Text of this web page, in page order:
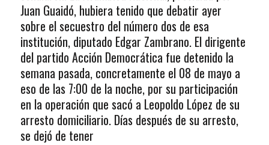
Juan Guaidó, hubiera tenido que debatir ayer
sobre el secuestro del número dos de esa
institución, diputado Edgar Zambrano. El dirigente
del partido Acción Democrática fue detenido la
semana pasada, concretamente el 08 de mayo a
eso de las 7:00 de la noche, por su participación
en la operación que sacó a Leopoldo López de su
arresto domiciliario. Días después de su arresto,
se dejó de tener